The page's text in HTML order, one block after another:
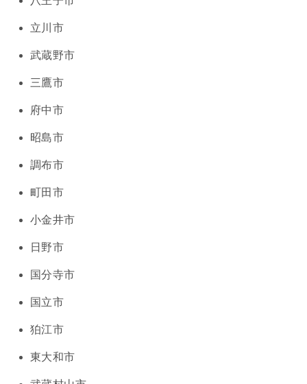
立川市
武蔵野市
三鷹市
府中市
昭島市
調布市
町田市
小金井市
日野市
国分寺市
国立市
狛江市
東大和市